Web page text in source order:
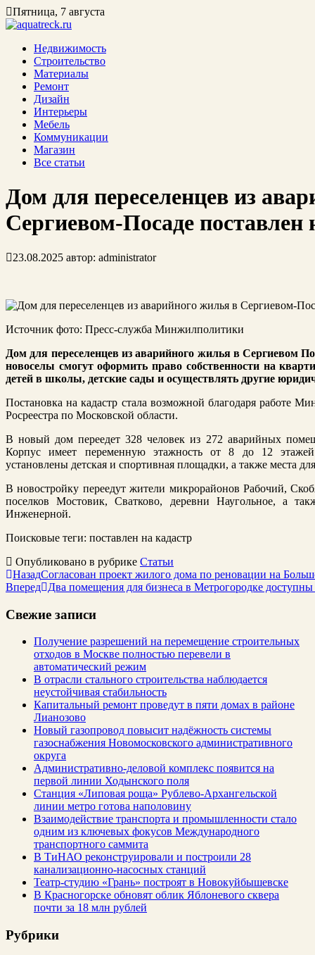
Пятница, 7 августа
Недвижимость
Строительство
Материалы
Ремонт
Дизайн
Интерьеры
Мебель
Коммуникации
Магазин
Все статьи
Дом для переселенцев из
Сергиевом-Посаде поставлен
23.08.2025 автор: administrator
Источник фото: Пресс-служба Минжилполитики
Дом для переселенцев из аварийного жилья в Сергиевом
новоселы смогут оформить право собственности на
детей в школы, детские сады и осуществлять другие
Постановка на кадастр стала возможной благодаря работе
Росреестра по Московской области.
В новый дом переедет 328 человек из 272 аварийных
Корпус имеет переменную этажность от 8 до 12 этажей.
установлены детская и спортивная площадки, а также места
В новостройку переедут жители микрорайонов Рабочий,
поселков Мостовик, Сватково, деревни Наугольное, а
Инженерной.
Поисковые теги: поставлен на кадастр
Опубликовано в рубрике Статьи
НазадСогласован проект жилого дома по реновации на
Вперед
Два помещения для бизнеса в Метрогородке доступны
Свежие записи
Получение разрешений на перемещение строительных
отходов в Москве полностью перевели в
автоматический режим
В отрасли стального строительства наблюдается
неустойчивая стабильность
Капитальный ремонт проведут в пяти домах в районе
Лианозово
Новый газопровод повысит надёжность системы
газоснабжения Новомосковского административного
округа
Административно-деловой комплекс появится на
первой линии Ходынского поля
Станция «Липовая роща» Рублево-Архангельской
линии метро готова наполовину
Взаимодействие транспорта и промышленности стало
одним из ключевых фокусов Международного
транспортного саммита
В ТиНАО реконструировали и построили 28
канализационно-насосных станций
Театр-студию «Грань» построят в Новокуйбышевске
В Красногорске обновят облик Яблоневого сквера
почти за 18 млн рублей
Рубрики